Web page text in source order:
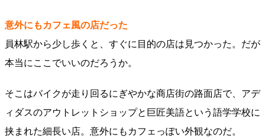
意外にもカフェ風の店だった
員林駅から少し歩くと、すぐに目的の店は見つかった。だが
本当にここでいいのだろうか。
そこはバイクが走り回るにぎやかな商店街の路面店で、アデ
ィダスのアウトレットショップと巨匠美語という語学学校に
挟まれた細長い店。意外にもカフェっぽい外観なのだ。